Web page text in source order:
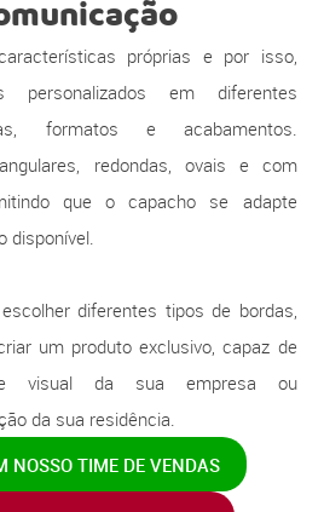
próprias e por isso,
personalizados em diferentes
formatos e acabamentos.
redondas, ovais e com
que o capacho se adapte
disponível.
diferentes tipos de bordas,
um produto exclusivo, capaz de
visual da sua empresa ou
da sua residência.
NOSSO TIME DE VENDAS